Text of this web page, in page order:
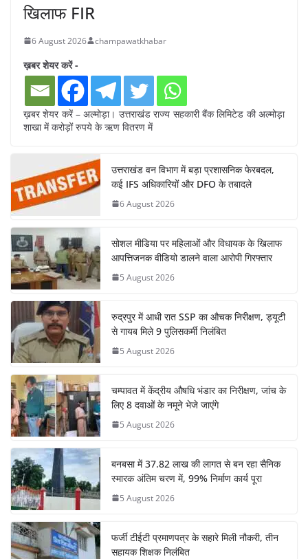
खिलाफ FIR
6 August 2026 champawatkhabar
ख़बर शेयर करें -
ख़बर शेयर करें – अल्मोड़ा। उत्तराखंड राज्य सहकारी बैंक लिमिटेड की अल्मोड़ा
शाखा में करोड़ों रुपये के ऋण वितरण में
उत्तराखंड वन विभाग में बड़ा प्रशासनिक फेरबदल,
कई IFS अधिकारियों और DFO के तबादले
6 August 2026
सोशल मीडिया पर महिलाओं और विधायक के खिलाफ
आपत्तिजनक वीडियो डालने वाला आरोपी गिरफ्तार
5 August 2026
रुद्रपुर में आधी रात SSP का औचक निरीक्षण, ड्यूटी
से गायब मिले 9 पुलिसकर्मी निलंबित
5 August 2026
चम्पावत में केंद्रीय औषधि भंडार का निरीक्षण, जांच के
लिए 8 दवाओं के नमूने भेजे जाएंगे
5 August 2026
बनबसा में 37.82 लाख की लागत से बन रहा सैनिक
स्मारक अंतिम चरण में, 99% निर्माण कार्य पूरा
5 August 2026
फर्जी टीईटी प्रमाणपत्र के सहारे मिली नौकरी, तीन
सहायक शिक्षक निलंबित